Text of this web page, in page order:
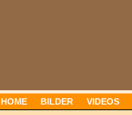
HOME BILDER VIDEOS